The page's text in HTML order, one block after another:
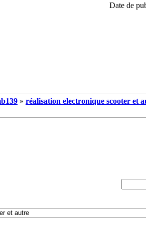
Date de
» réalisation electronique scooter et